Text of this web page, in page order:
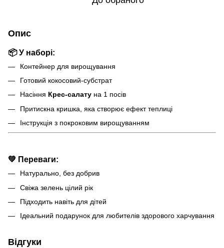
Опис
📦 У наборі:
Контейнер для вирощування
Готовий кокосовий-субстрат
Насіння Крес-салату на 1 посів
Притискна кришка, яка створює ефект теплиці
Інструкція з покроковим вирощуванням
💚 Переваги:
Натурально, без добрив
Свіжа зелень цілий рік
Підходить навіть для дітей
Ідеальний подарунок для любителів здорового харчування
Відгуки